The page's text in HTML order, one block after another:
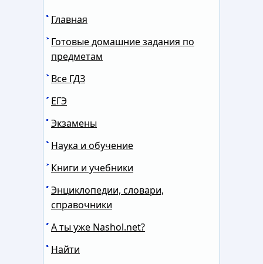
Главная
Готовые домашние задания по
предметам
Все ГДЗ
ЕГЭ
Экзамены
Наука и обучение
Книги и учебники
Энциклопедии, словари,
справочники
А ты уже Nashol.net?
Найти